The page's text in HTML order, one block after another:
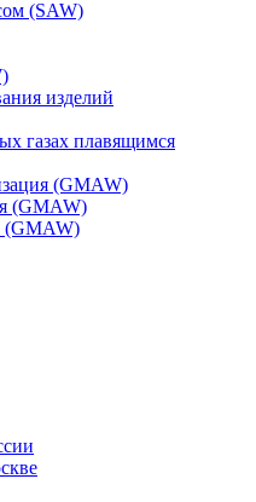
(SAW)
изделий
газах плавящимся
(GMAW)
(GMAW)
(GMAW)